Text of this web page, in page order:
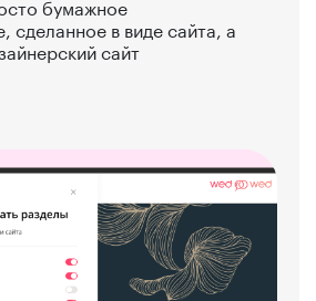
бумажное
сделанное в виде сайта, а
сайт